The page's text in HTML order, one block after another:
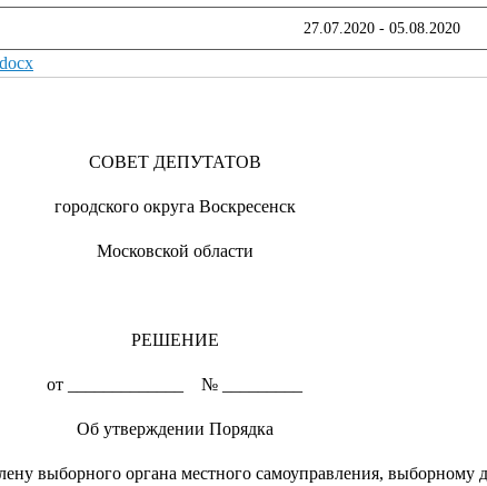
27.07.2020 - 05.08.2020
СОВЕТ ДЕПУТАТОВ
городского округа Воскресенск
Московской области
РЕШЕНИЕ
от _____________ № _________
Об утверждении Порядка
выборного органа местного самоуправления, выборному